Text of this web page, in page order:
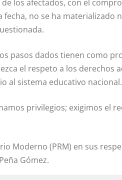
los afectados, con el
no se ha materializado
pasos dados tienen como
el respeto a los derechos
al sistema educativo nacional.
privilegios; exigimos el
Moderno (PRM) en sus
Gómez.